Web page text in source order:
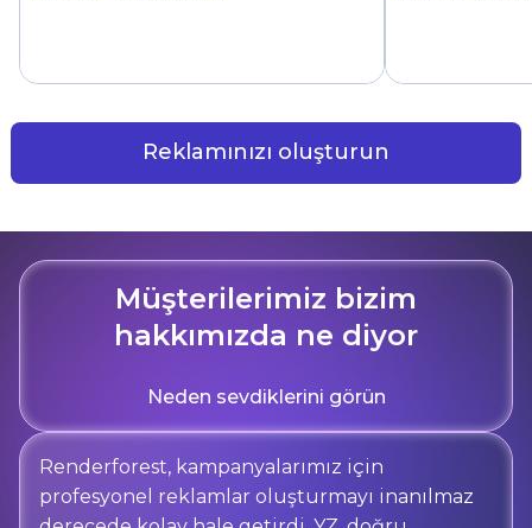
Reklamınızı oluşturun
Müşterilerimiz bizim
hakkımızda ne diyor
Neden sevdiklerini görün
Renderforest, kampanyalarımız için
profesyonel reklamlar oluşturmayı inanılmaz